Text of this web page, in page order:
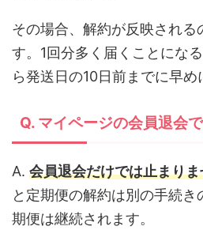
その場合、解約が反映され
す。1回分多く届くことにな
ら発送日の10日前までに早め
Q. マイページの会員退会
A. 会員退会だけでは止まり
と定期便の解約は別の手続き
期便は継続されます。